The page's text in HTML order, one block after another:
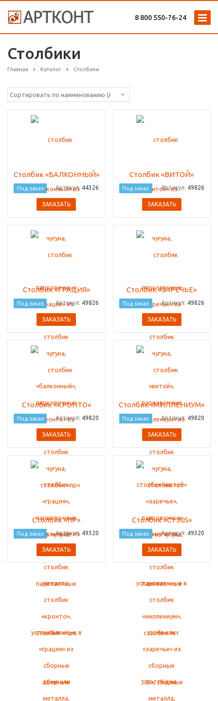
8 800 ‎550-76-24
Столбики
Главная Каталог Столбики
Столбик «БАЛКОННЫЙ»
Под заказ Артикул: 44326
ЗАКАЗАТЬ
Столбик «ВИТОЙ»
Под заказ Артикул: 49826
ЗАКАЗАТЬ
Столбик «ГРАЦИЯ»
Под заказ Артикул: 49826
ЗАКАЗАТЬ
Столбик «ЗАРЕЧЬЕ»
Под заказ Артикул: 49826
ЗАКАЗАТЬ
Столбик «КРОНТО»
Под заказ Артикул: 49820
ЗАКАЗАТЬ
Столбик «МИЛЛЕНИУМ»
Под заказ Артикул: 49820
ЗАКАЗАТЬ
Столбик «ПР»
Под заказ Артикул: 49320
ЗАКАЗАТЬ
Столбик «Ст 305»
Под заказ Артикул: 49320
ЗАКАЗАТЬ